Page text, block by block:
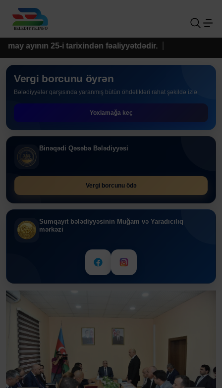
fəaliyyətdədir.
Vergi borcunu öyrən
Bələdiyyələr qarşısında yaranmış bütün öhdəlikləri rahat şəkildə izlə
Yoxlamağa keç
Binəqədi Qəsəbə Bələdiyyəsi
Vergi borcunu ödə
Sumqayıt bələdiyyəsinin Muğam və Yaradıcılıq
mərkəzi